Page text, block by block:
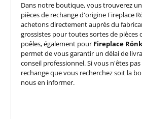
Dans notre boutique, vous trouverez
pièces de rechange d'origine Fireplace
achetons directement auprès du
grossistes pour toutes sortes de pièces
poêles, également pour Fireplace
permet de vous garantir un délai de
conseil professionnel. Si vous n'êtes
rechange que vous recherchez soit la
nous en informer.